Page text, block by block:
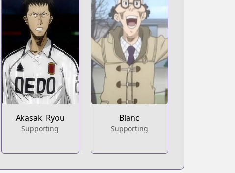
Akasaki Ryou
Supporting
Blanc
Supporting